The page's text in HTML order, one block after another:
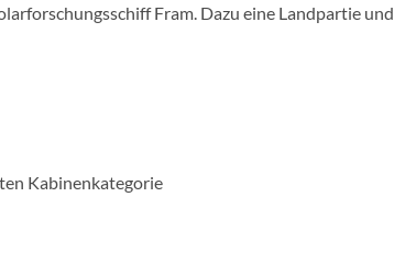
Fram. Dazu eine Landpartie und
Kabinenkategorie